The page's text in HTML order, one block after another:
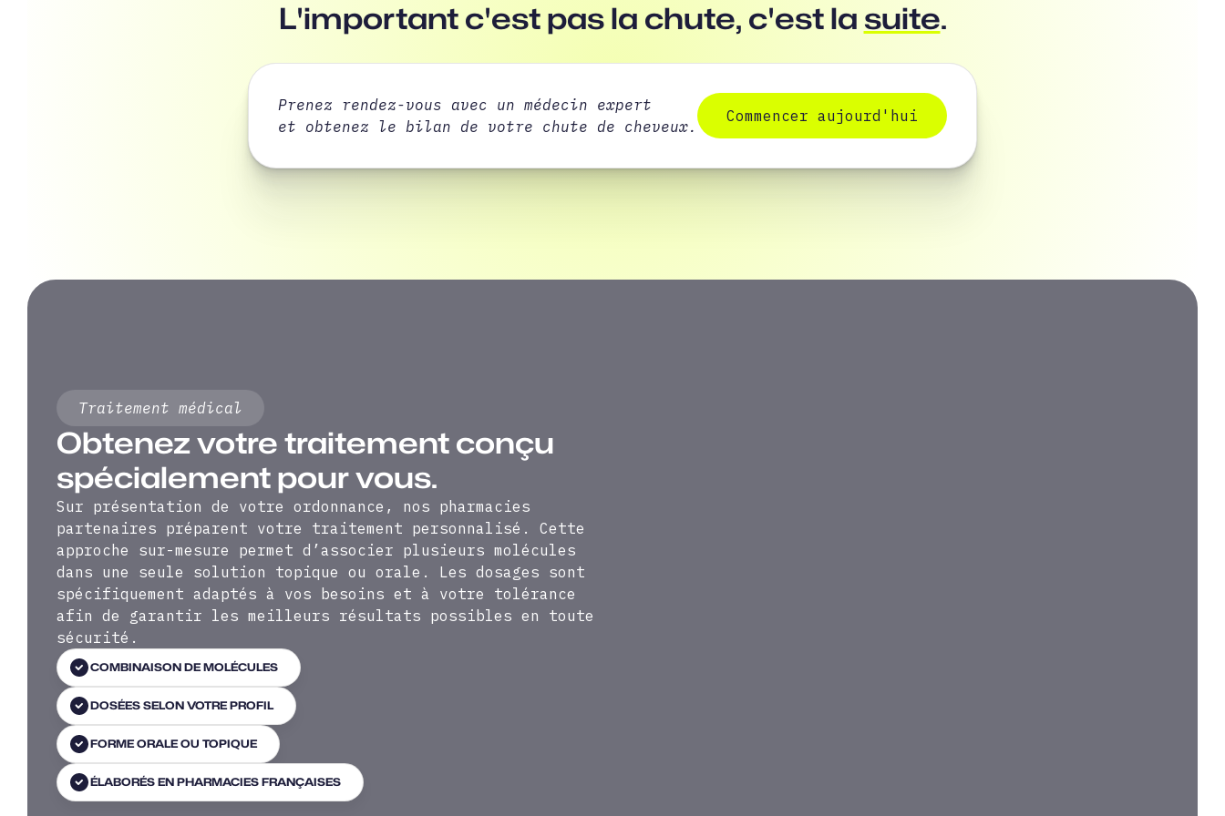
L'important c'est pas la chute, c'est la suite.
Prenez rendez-vous avec un médecin expert
et obtenez le bilan de votre chute de cheveux.
Commencer aujourd'hui
Traitement médical
Obtenez votre traitement conçu
spécialement pour vous.
Sur présentation de votre ordonnance, nos pharmacies
partenaires préparent votre traitement personnalisé. Cette
approche sur-mesure permet d’associer plusieurs molécules
dans une seule solution topique ou orale. Les dosages sont
spécifiquement adaptés à vos besoins et à votre tolérance
afin de garantir les meilleurs résultats possibles en toute
sécurité.
COMBINAISON DE MOLÉCULES
DOSÉES SELON VOTRE PROFIL
FORME ORALE OU TOPIQUE
ÉLABORÉS EN PHARMACIES FRANÇAISES